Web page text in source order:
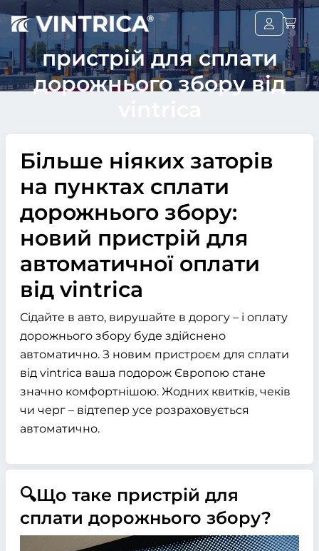
пристрій для сплати
дорожнього збору від
Більше ніяких заторів
на пунктах сплати
дорожнього збору:
новий пристрій для
автоматичної оплати
від vintrica
Сідайте в авто, вирушайте в дорогу – і оплату
дорожнього збору буде здійснено
автоматично. З новим пристроєм для сплати
від vintrica ваша подорож Європою стане
значно комфортнішою. Жодних квитків, чеків
чи черг – відтепер усе розраховується
автоматично.
🔍Що таке пристрій для
сплати дорожнього збору?